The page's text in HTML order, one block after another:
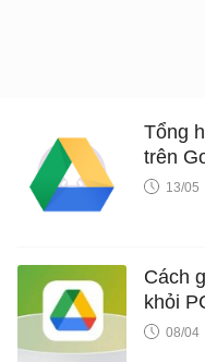
Tổng
trên
13/05
Cách
khỏi
08/04